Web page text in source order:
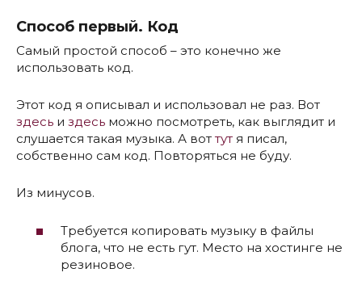
Способ первый. Код
Самый простой способ – это конечно же
использовать код.
Этот код я описывал и использовал не раз. Вот
здесь и здесь можно посмотреть, как выглядит и
слушается такая музыка. А воттут я писал,
собственно сам код. Повторяться не буду.
Из минусов.
Требуется копировать музыку в файлы
блога, что не есть гут. Место на хостинге не
резиновое.